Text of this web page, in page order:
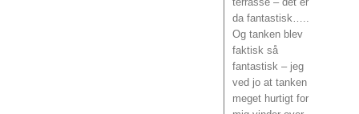
da fantastisk…..
Og tanken blev
faktisk så
fantastisk – jeg
ved jo at tanken
meget hurtigt for